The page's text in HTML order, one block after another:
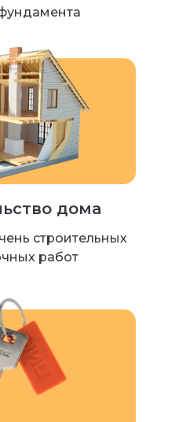
дома
строительных
работ